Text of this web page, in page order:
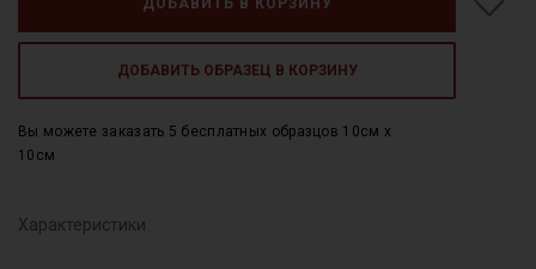
ДОБАВИТЬ В КОРЗИНУ
ДОБАВИТЬ ОБРАЗЕЦ В КОРЗИНУ
Вы можете заказать 5 бесплатных образцов 10см x
10см
Характеристики